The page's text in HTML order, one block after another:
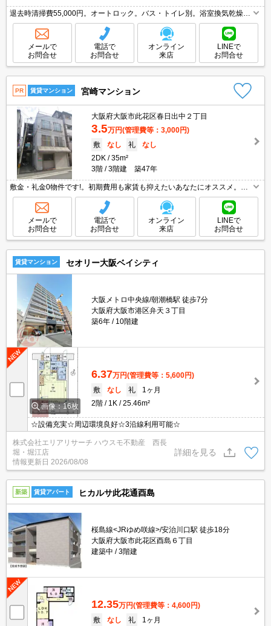
退去時清掃費55,000円。オートロック。バス・トイレ別。浴室換気乾燥
式。洗面化粧台付き。温水洗浄便座付き。室内に洗濯機置場あり。エアコ
ン1基付き。
メールで
お問合せ
電話で
お問合せ
オンライン
来店
LINEで
お問合せ
PR 賃貸マンション 宮崎マンション
大阪府大阪市此花区春日出中２丁目
3.5万円(管理費等：3,000円)
敷
なし 礼
なし
2DK
35m²
3階
3階建 築47年
敷金・礼金0物件です!。初期費用も家賃も抑えたいあなたにオススメ。保
証会社加入要(初回月額総額50%、月次月額総額2%)。
メールで
お問合せ
電話で
お問合せ
オンライン
来店
LINEで
お問合せ
賃貸マンション セオリー大阪ベイシティ
大阪メトロ中央線/朝潮橋駅 徒歩7分
大阪府大阪市港区弁天３丁目
築6年
10階建
画像：16枚
6.37万円(管理費等：5,600円)
敷
なし 礼
1ヶ月
2階
1K 25.46m²
☆設備充実☆周辺環境良好☆3沿線利用可能☆
株式会社エリアリサーチ ハウスモ不動産 西長
堀・堀江店
情報更新日 2026/08/08
詳細を見る
新築 賃貸アパート ヒカルサ此花通酉島
桜島線<JRゆめ咲線>/安治川口駅 徒歩18分
大阪府大阪市此花区酉島６丁目
建築中
3階建
12.35万円(管理費等：4,600円)
敷
なし 礼
1ヶ月